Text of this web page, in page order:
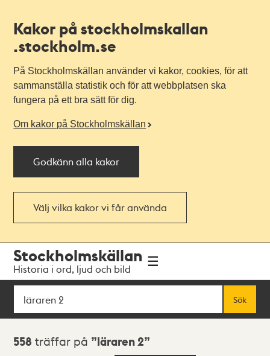
Kakor på stockholmskallan
.stockholm.se
På Stockholmskällan använder vi kakor, cookies, för att
sammanställa statistik och för att webbplatsen ska
fungera på ett bra sätt för dig.
Om kakor på Stockholmskällan
Godkänn alla kakor
Välj vilka kakor vi får använda
navigationen
huvudinnehållet
Stockholmskällan
Historia i ord, ljud och bild
Sök
Sök
Sökresultat
558 träffar på läraren 2